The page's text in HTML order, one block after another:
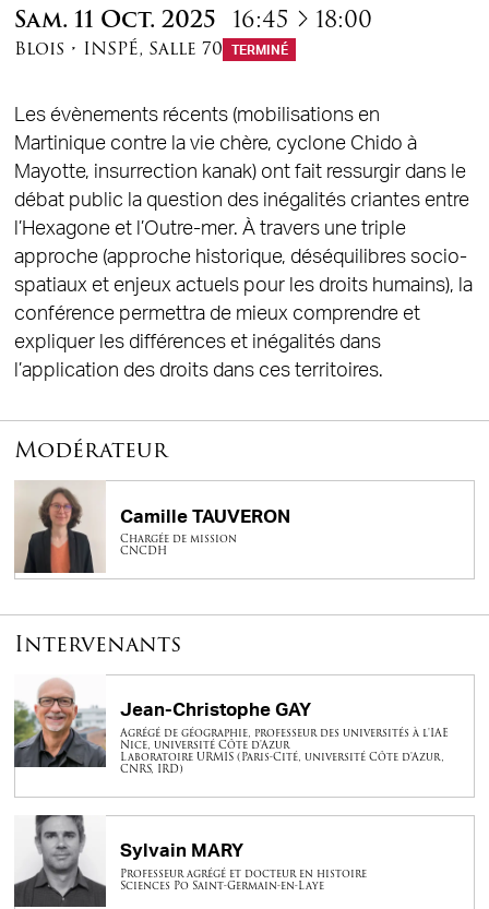
Sam. 11 Oct. 2025 16:45 à18:00
Blois • INSPÉ, Salle 70 TERMINÉ
Les évènements récents (mobilisations en
Martinique contre la vie chère, cyclone Chido à
Mayotte, insurrection kanak) ont fait ressurgir dans le
débat public la question des inégalités criantes entre
l’Hexagone et l’Outre-mer. À travers une triple
approche (approche historique, déséquilibres socio-
spatiaux et enjeux actuels pour les droits humains), la
conférence permettra de mieux comprendre et
expliquer les différences et inégalités dans
l’application des droits dans ces territoires.
Modérateur
Camille TAUVERON
Chargée de mission
CNCDH
Intervenants
Jean-Christophe GAY
Agrégé de géographie, professeur des universités à l'IAE
Nice, université Côte d'Azur
Laboratoire URMIS (Paris-Cité, université Côte d'Azur,
CNRS, IRD)
Sylvain MARY
Professeur agrégé et docteur en histoire
Sciences Po Saint-Germain-en-Laye